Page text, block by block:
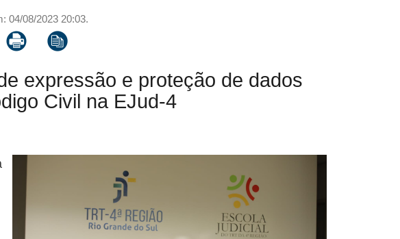
04/08/2023 20:03.
telegram
via email
Imprimir a página atual
Copiar link para a área de transferência
expressão e proteção de dados
Civil na EJud-4